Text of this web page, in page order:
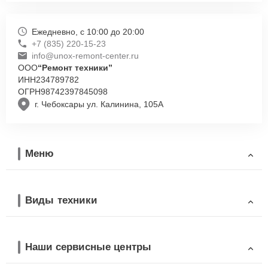
г. Чебоксары ул. Калинина, 105А
Ежедневно, с 10:00 до 20:00
+7 (835) 220-15-23
info@unox-remont-center.ru
ООО“Ремонт техники”
ИНН234789782
ОГРН98742397845098
Меню
Виды техники
Наши сервисные центры